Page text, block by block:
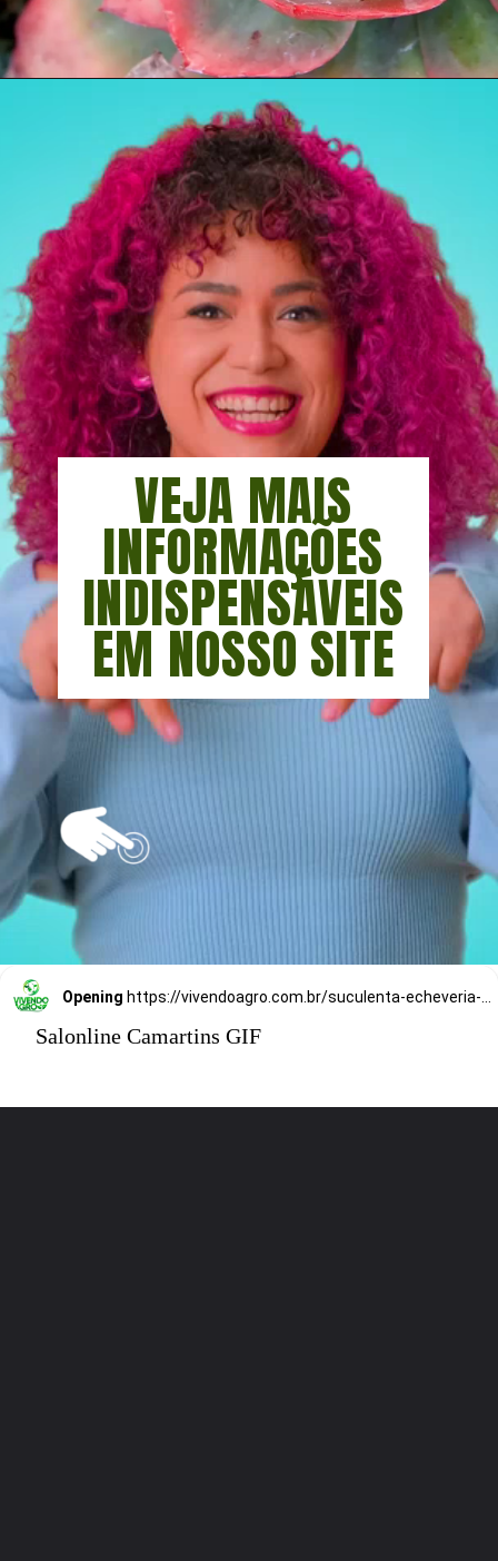
VEJA MAIS
INFORMAÇÕES
INDISPENSÁVEIS
EM NOSSO SITE
Opening
Salonline Camartins GIF